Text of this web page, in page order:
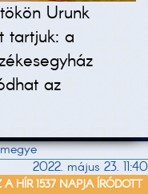
Urunk
tartjuk: a
az
2022. május 23. 11:40
HÍR 1537 NAPJA ÍRÓDOTT